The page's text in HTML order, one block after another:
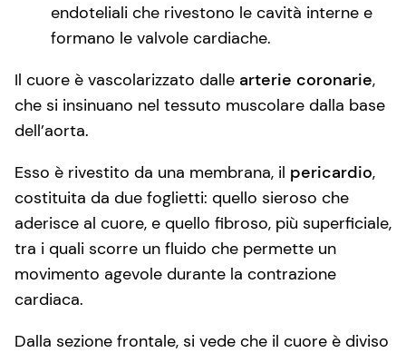
endoteliali che rivestono le cavità interne e
formano le valvole cardiache.
Il cuore è vascolarizzato dalle arterie coronarie,
che si insinuano nel tessuto muscolare dalla base
dell’aorta.
Esso è rivestito da una membrana, il pericardio,
costituita da due foglietti: quello sieroso che
aderisce al cuore, e quello fibroso, più superficiale,
tra i quali scorre un fluido che permette un
movimento agevole durante la contrazione
cardiaca.
Dalla sezione frontale, si vede che il cuore è diviso